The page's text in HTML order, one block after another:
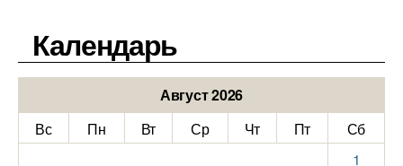
Календарь
Август 2026
Вс
Пн Вт Ср Чт Пт
Сб
1